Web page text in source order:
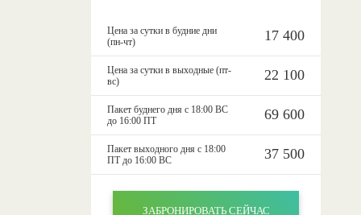
Цена за сутки в будние дни
(пн-чт)
17 400
Цена за сутки в выходные (пт-
вс)
22 100
Пакет буднего дня с 18:00 ВС
до 16:00 ПТ
69 600
Пакет выходного дня с 18:00
ПТ до 16:00 ВС
37 500
ЗАБРОНИРОВАТЬ СЕЙЧАС